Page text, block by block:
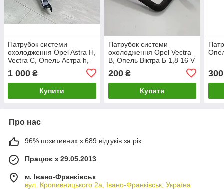
Патрубок системи
охолодження Opel Astra H,
Vectra C, Опель Астра h,
Вектра Ц Z18XE, Z18XEL.
9202151
1 000 ₴
Купити
Патрубок системи
охолодження Opel Vectra
B, Опель Віктра Б 1,8 16 V
90536521.
200₴
Купити
300
Про нас
96% позитивних з 689 відгуків за рік
Працює з 29.05.2013
м. Івано-Франківськ
вул. Кропивницького 2а, Івано-Франківськ, Україна